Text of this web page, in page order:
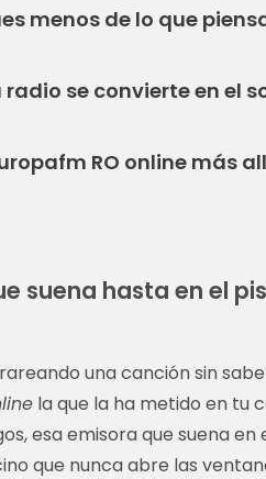
menos de lo que
se convierte en el
RO online más
suena hasta en el
una canción sin
la que la ha metido en tu
esa emisora que suena en
que nunca abre las